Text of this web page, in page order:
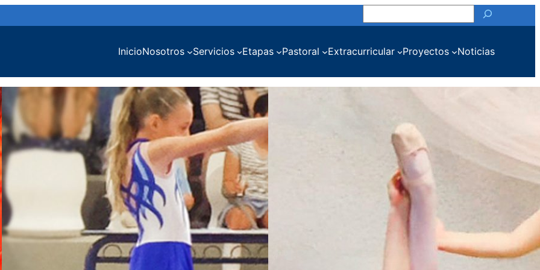
InicioNosotros Servicios Etapas Pastoral Extracurricular Proyectos Noticias